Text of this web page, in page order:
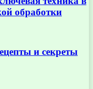
обработки
и секреты